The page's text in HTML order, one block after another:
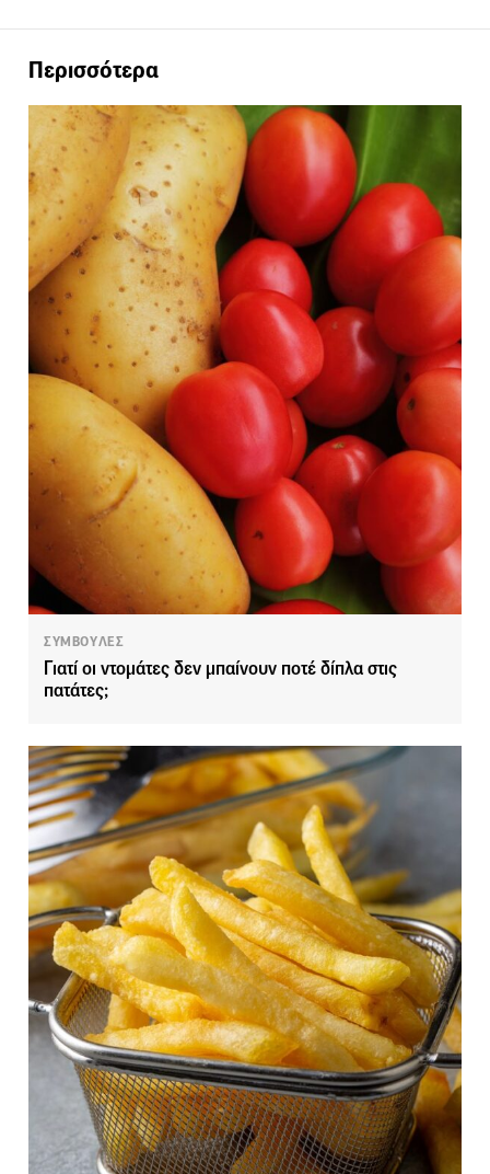
Περισσότερα
ΣΥΜΒΟΥΛΕΣ
Γιατί οι ντομάτες δεν μπαίνουν ποτέ δίπλα στις
πατάτες;